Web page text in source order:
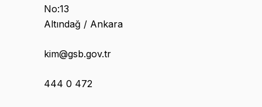
No:13
Altındağ / Ankara
kim@gsb.gov.tr
444 0 472